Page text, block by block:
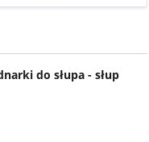
do słupa - słup